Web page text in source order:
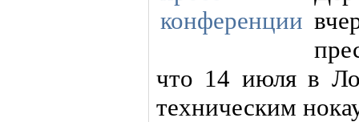
что 14 июля в
техническим